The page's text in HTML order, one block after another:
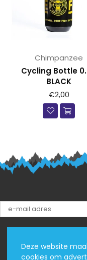
Deze website
cookies om
Chimpanzee
Cycling Bottle
BLACK
Prijs
€2,00